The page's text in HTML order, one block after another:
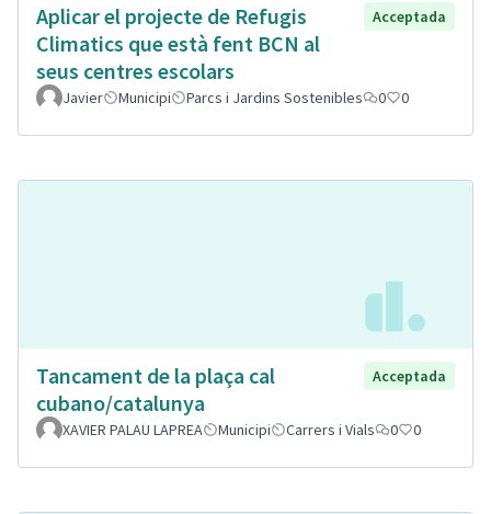
Aplicar el projecte de Refugis
Climatics que està fent BCN al
seus centres escolars
Acceptada
Javier Municipi Parcs i Jardins Sostenibles 0 0
Tancament de la plaça cal
cubano/catalunya
Acceptada
XAVIER PALAU LAPREA Municipi Carrers i Vials 0 0